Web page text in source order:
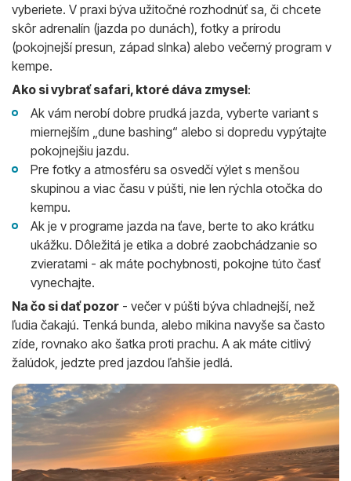
vyberiete. V praxi býva užitočné rozhodnúť sa, či chcete
skôr adrenalín (jazda po dunách), fotky a prírodu
(pokojnejší presun, západ slnka) alebo večerný program v
kempe.
Ako si vybrať safari, ktoré dáva zmysel:
Ak vám nerobí dobre prudká jazda, vyberte variant s
miernejším „dune bashing“ alebo si dopredu vypýtajte
pokojnejšiu jazdu.
Pre fotky a atmosféru sa osvedčí výlet s menšou
skupinou a viac času v púšti, nie len rýchla otočka do
kempu.
Ak je v programe jazda na ťave, berte to ako krátku
ukážku. Dôležitá je etika a dobré zaobchádzanie so
zvieratami - ak máte pochybnosti, pokojne túto časť
vynechajte.
Na čo si dať pozor - večer v púšti býva chladnejší, než
ľudia čakajú. Tenká bunda, alebo mikina navyše sa často
zíde, rovnako ako šatka proti prachu. A ak máte citlivý
žalúdok, jedzte pred jazdou ľahšie jedlá.